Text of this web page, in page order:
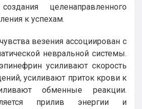
целенаправленного
к успехам.
везения ассоциирован с
невральной системы.
усиливают скорость
усиливают приток крови к
обменные реакции.
прилив энергии и